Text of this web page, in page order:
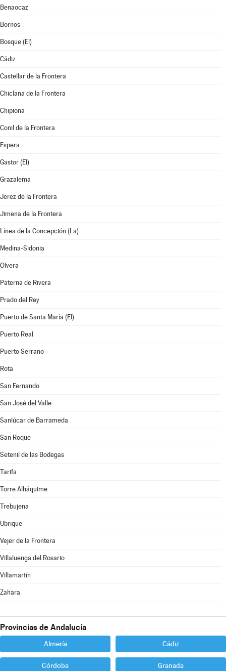
Benaocaz
Bornos
Bosque (El)
Cádiz
Castellar de la Frontera
Chiclana de la Frontera
Chipiona
Conil de la Frontera
Espera
Gastor (El)
Grazalema
Jerez de la Frontera
Jimena de la Frontera
Línea de la Concepción (La)
Medina-Sidonia
Olvera
Paterna de Rivera
Prado del Rey
Puerto de Santa María (El)
Puerto Real
Puerto Serrano
Rota
San Fernando
San José del Valle
Sanlúcar de Barrameda
San Roque
Setenil de las Bodegas
Tarifa
Torre Alháquime
Trebujena
Ubrique
Vejer de la Frontera
Villaluenga del Rosario
Villamartín
Zahara
Provincias de Andalucía
Almería Cádiz
Córdoba Granada